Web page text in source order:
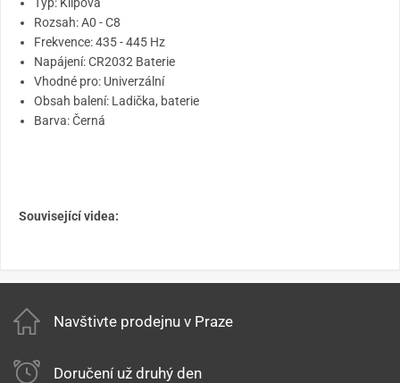
Rozsah: A0 - C8
Frekvence: 435 - 445 Hz
Napájení: CR2032 Baterie
Vhodné pro: Univerzální
Obsah balení: Ladička, baterie
Barva: Černá
Související videa:
Navštivte prodejnu v Praze
Doručení už druhý den